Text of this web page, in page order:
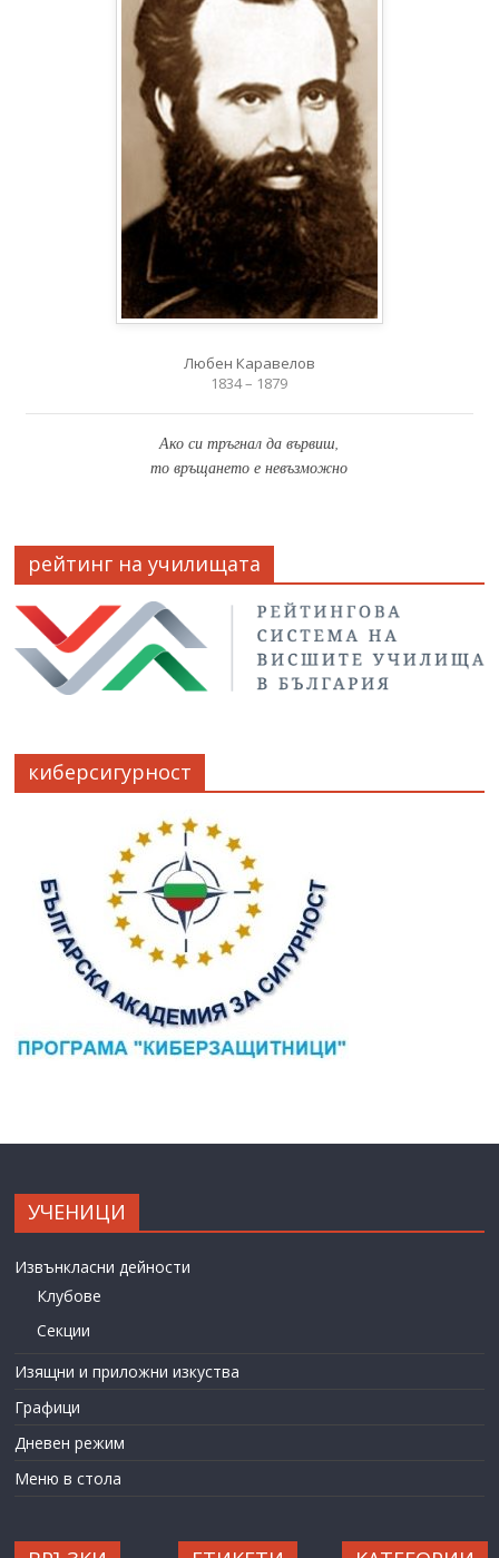
Любен Каравелов
1834 – 1879
Ако си тръгнал да вървиш,
то връщането е невъзможно
рейтинг на училищата
киберсигурност
УЧЕНИЦИ
Извънкласни дейности
Клубове
Секции
Изящни и приложни изкуства
Графици
Дневен режим
Меню в стола